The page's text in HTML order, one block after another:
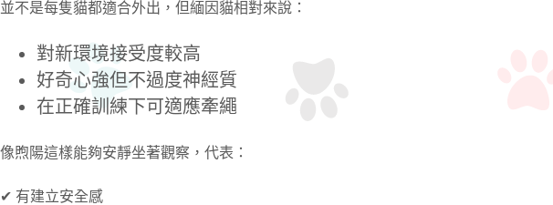
並不是每隻貓都適合外出，但緬因貓相對來說：
對新環境接受度較高
好奇心強但不過度神經質
在正確訓練下可適應牽繩
像煦陽這樣能夠安靜坐著觀察，代表：
✔ 有建立安全感